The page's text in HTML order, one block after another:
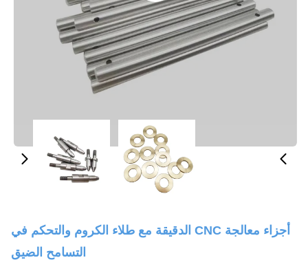
أجزاء معالجة CNC الدقيقة مع طلاء الكروم والتحكم في
التسامح الضيق